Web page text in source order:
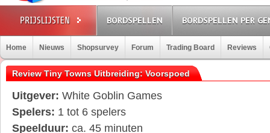
BORDSPELLEN BORDSPELLEN PER
Home Nieuws Shopsurvey Forum Trading Board Reviews
Review Tiny Towns Uitbreiding: Voorspoed
Uitgever: White Goblin Games
Spelers: 1 tot 6 spelers
Speelduur: ca. 45 minuten